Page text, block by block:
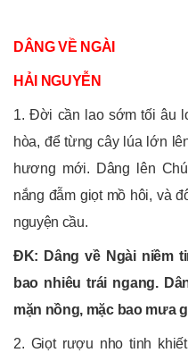
DÂNG VỀ NGÀI
HẢI NGUYỄN
1. Đời cần lao sớm tối âu
hòa, để từng cây lúa lớn
hương mới. Dâng lên
nắng đẫm giọt mồ hôi, và
nguyện cầu.
ĐK: Dâng về Ngài niềm
bao nhiêu trái ngang.
mặn nồng, mặc bao mưa
2. Giọt rượu nho tinh